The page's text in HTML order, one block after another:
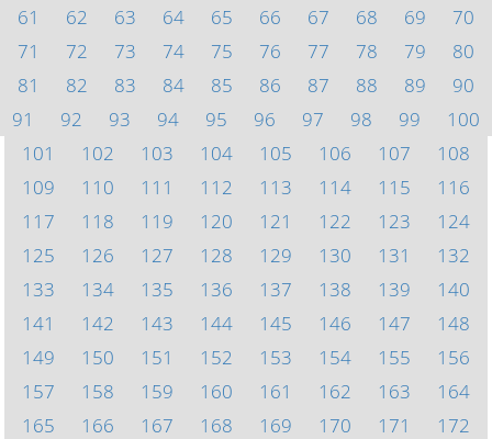
61
62 63 64 65 66 67 68 69
70
71
72 73 74 75 76 77 78 79
80
81
82 83 84 85 86 87 88 89
90
91
92 93 94 95 96 97 98 99
100
101
102 103 104 105 106 107
108
109
110 111 112 113 114 115
116
117
118 119 120 121 122 123
124
125
126 127 128 129 130 131
132
133
134 135 136 137 138 139
140
141
142 143 144 145 146 147
148
149
150 151 152 153 154 155
156
157
158 159 160 161 162 163
164
165
166 167 168 169 170 171
172